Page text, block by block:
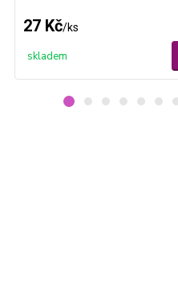
27 Kč/ks
skladem